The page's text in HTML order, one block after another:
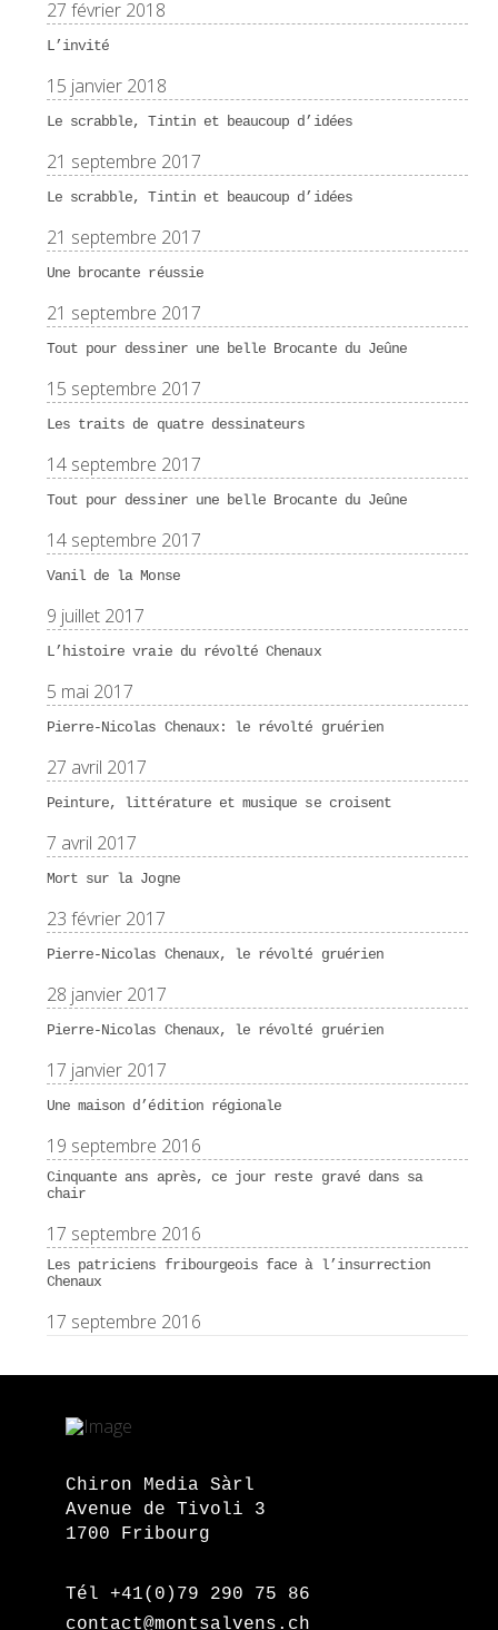
27 février 2018
L’invité
15 janvier 2018
Le scrabble, Tintin et beaucoup d’idées
21 septembre 2017
Le scrabble, Tintin et beaucoup d’idées
21 septembre 2017
Une brocante réussie
21 septembre 2017
Tout pour dessiner une belle Brocante du Jeûne
15 septembre 2017
Les traits de quatre dessinateurs
14 septembre 2017
Tout pour dessiner une belle Brocante du Jeûne
14 septembre 2017
Vanil de la Monse
9 juillet 2017
L’histoire vraie du révolté Chenaux
5 mai 2017
Pierre-Nicolas Chenaux: le révolté gruérien
27 avril 2017
Peinture, littérature et musique se croisent
7 avril 2017
Mort sur la Jogne
23 février 2017
Pierre-Nicolas Chenaux, le révolté gruérien
28 janvier 2017
Pierre-Nicolas Chenaux, le révolté gruérien
17 janvier 2017
Une maison d’édition régionale
19 septembre 2016
Cinquante ans après, ce jour reste gravé dans sa
chair
17 septembre 2016
Les patriciens fribourgeois face à l’insurrection
Chenaux
17 septembre 2016
Chiron Media Sàrl
Avenue de Tivoli 3
1700 Fribourg
Tél +41(0)79 290 75 86
contact@montsalvens.ch